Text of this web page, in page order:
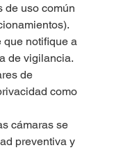
de uso común
notifique a
de vigilancia.
de
como
cámaras se
preventiva y